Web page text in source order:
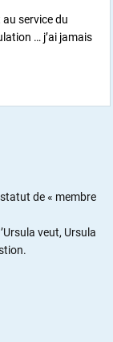
service du
… j’ai jamais
de « membre
veut, Ursula